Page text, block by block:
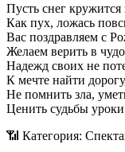
Пусть снег кружится
Как пух, ложась
Вас поздравляем с
Желаем верить в
Надежд своих не
К мечте найти
Не помнить зла,
Ценить судьбы
📶 Категория: